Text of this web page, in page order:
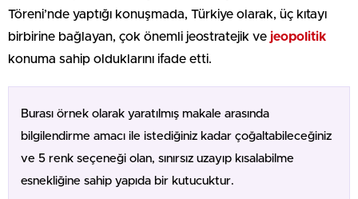
Töreni’nde yaptığı konuşmada, Türkiye olarak, üç kıtayı
birbirine bağlayan, çok önemli jeostratejik ve jeopolitik
konuma sahip olduklarını ifade etti.
Burası örnek olarak yaratılmış makale arasında
bilgilendirme amacı ile istediğiniz kadar çoğaltabileceğiniz
ve 5 renk seçeneği olan, sınırsız uzayıp kısalabilme
esnekliğine sahip yapıda bir kutucuktur.